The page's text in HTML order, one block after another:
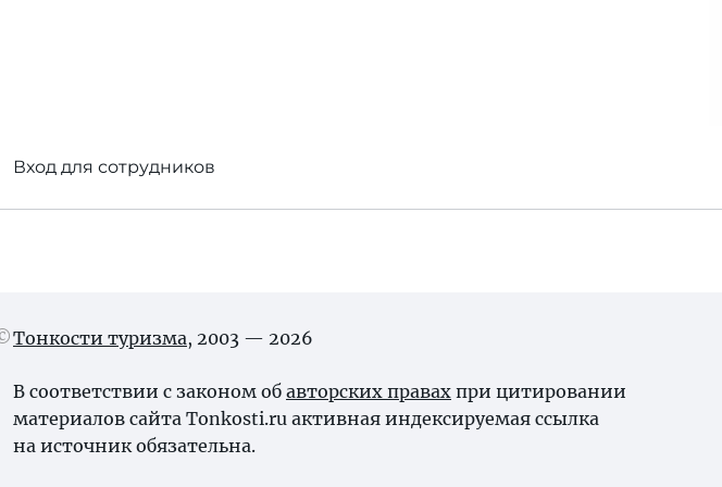
Вход для сотрудников
Тонкости туризма, 2003 — 2026
В соответствии с законом об авторских правах при цитировании
материалов сайта Tonkosti.ru активная индексируемая ссылка
на источник обязательна.